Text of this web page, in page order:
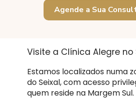
Agende a Sua
Visite a Clínica Alegre no
Estamos localizados numa
do Seixal, com acesso
quem reside na Margem Sul.